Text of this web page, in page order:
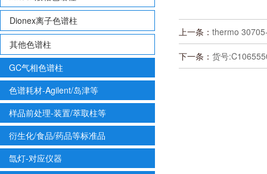
Dionex离子色谱柱
其他色谱柱
GC气相色谱柱
色谱耗材-Agilent/岛津等
样品前处理-装置/萃取柱等
衍生化/食品/药品等标准品
氙灯-对应仪器
上一条： thermo
下一条： 货号